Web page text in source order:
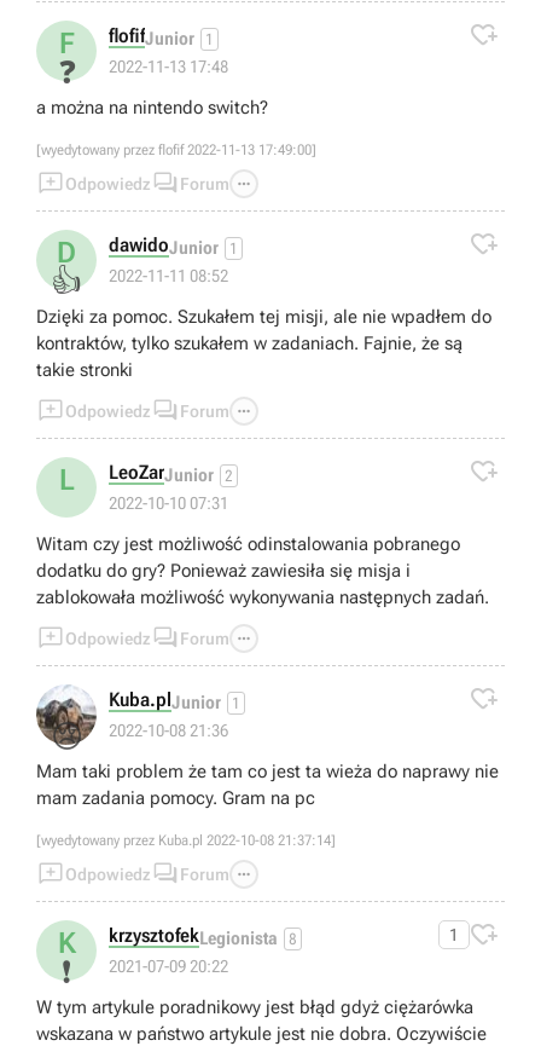
F
❓
flofifJunior 1
2022-11-13 17:48

a można na nintendo switch?
[wyedytowany przez flofif 2022-11-13 17:49:00]
Odpowiedz  Forum 
D
👍
dawidoJunior 1
2022-11-11 08:52

Dzięki za pomoc. Szukałem tej misji, ale nie wpadłem do
kontraktów, tylko szukałem w zadaniach. Fajnie, że są
takie stronki
Odpowiedz  Forum 
L LeoZarJunior 2
2022-10-10 07:31

Witam czy jest możliwość odinstalowania pobranego
dodatku do gry? Ponieważ zawiesiła się misja i
zablokowała możliwość wykonywania następnych zadań.
Odpowiedz  Forum 
😢
Kuba.plJunior 1
2022-10-08 21:36

Mam taki problem że tam co jest ta wieża do naprawy nie
mam zadania pomocy. Gram na pc
[wyedytowany przez Kuba.pl 2022-10-08 21:37:14]
Odpowiedz  Forum 
K
❗
krzysztofekLegionista 8
2021-07-09 20:22
1 
W tym artykule poradnikowy jest błąd gdyż ciężarówka
wskazana w państwo artykule jest nie dobra. Oczywiście